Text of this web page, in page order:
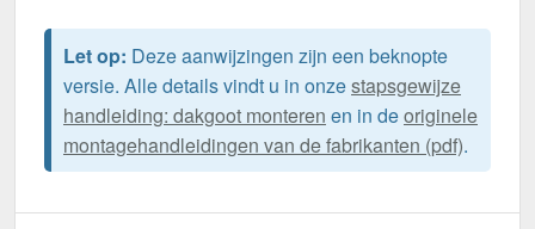
Let op: Deze aanwijzingen zijn een beknopte
versie. Alle details vindt u in onzestapsgewijze
handleiding: dakgoot monteren en in deoriginele
montagehandleidingen van de fabrikanten (pdf).